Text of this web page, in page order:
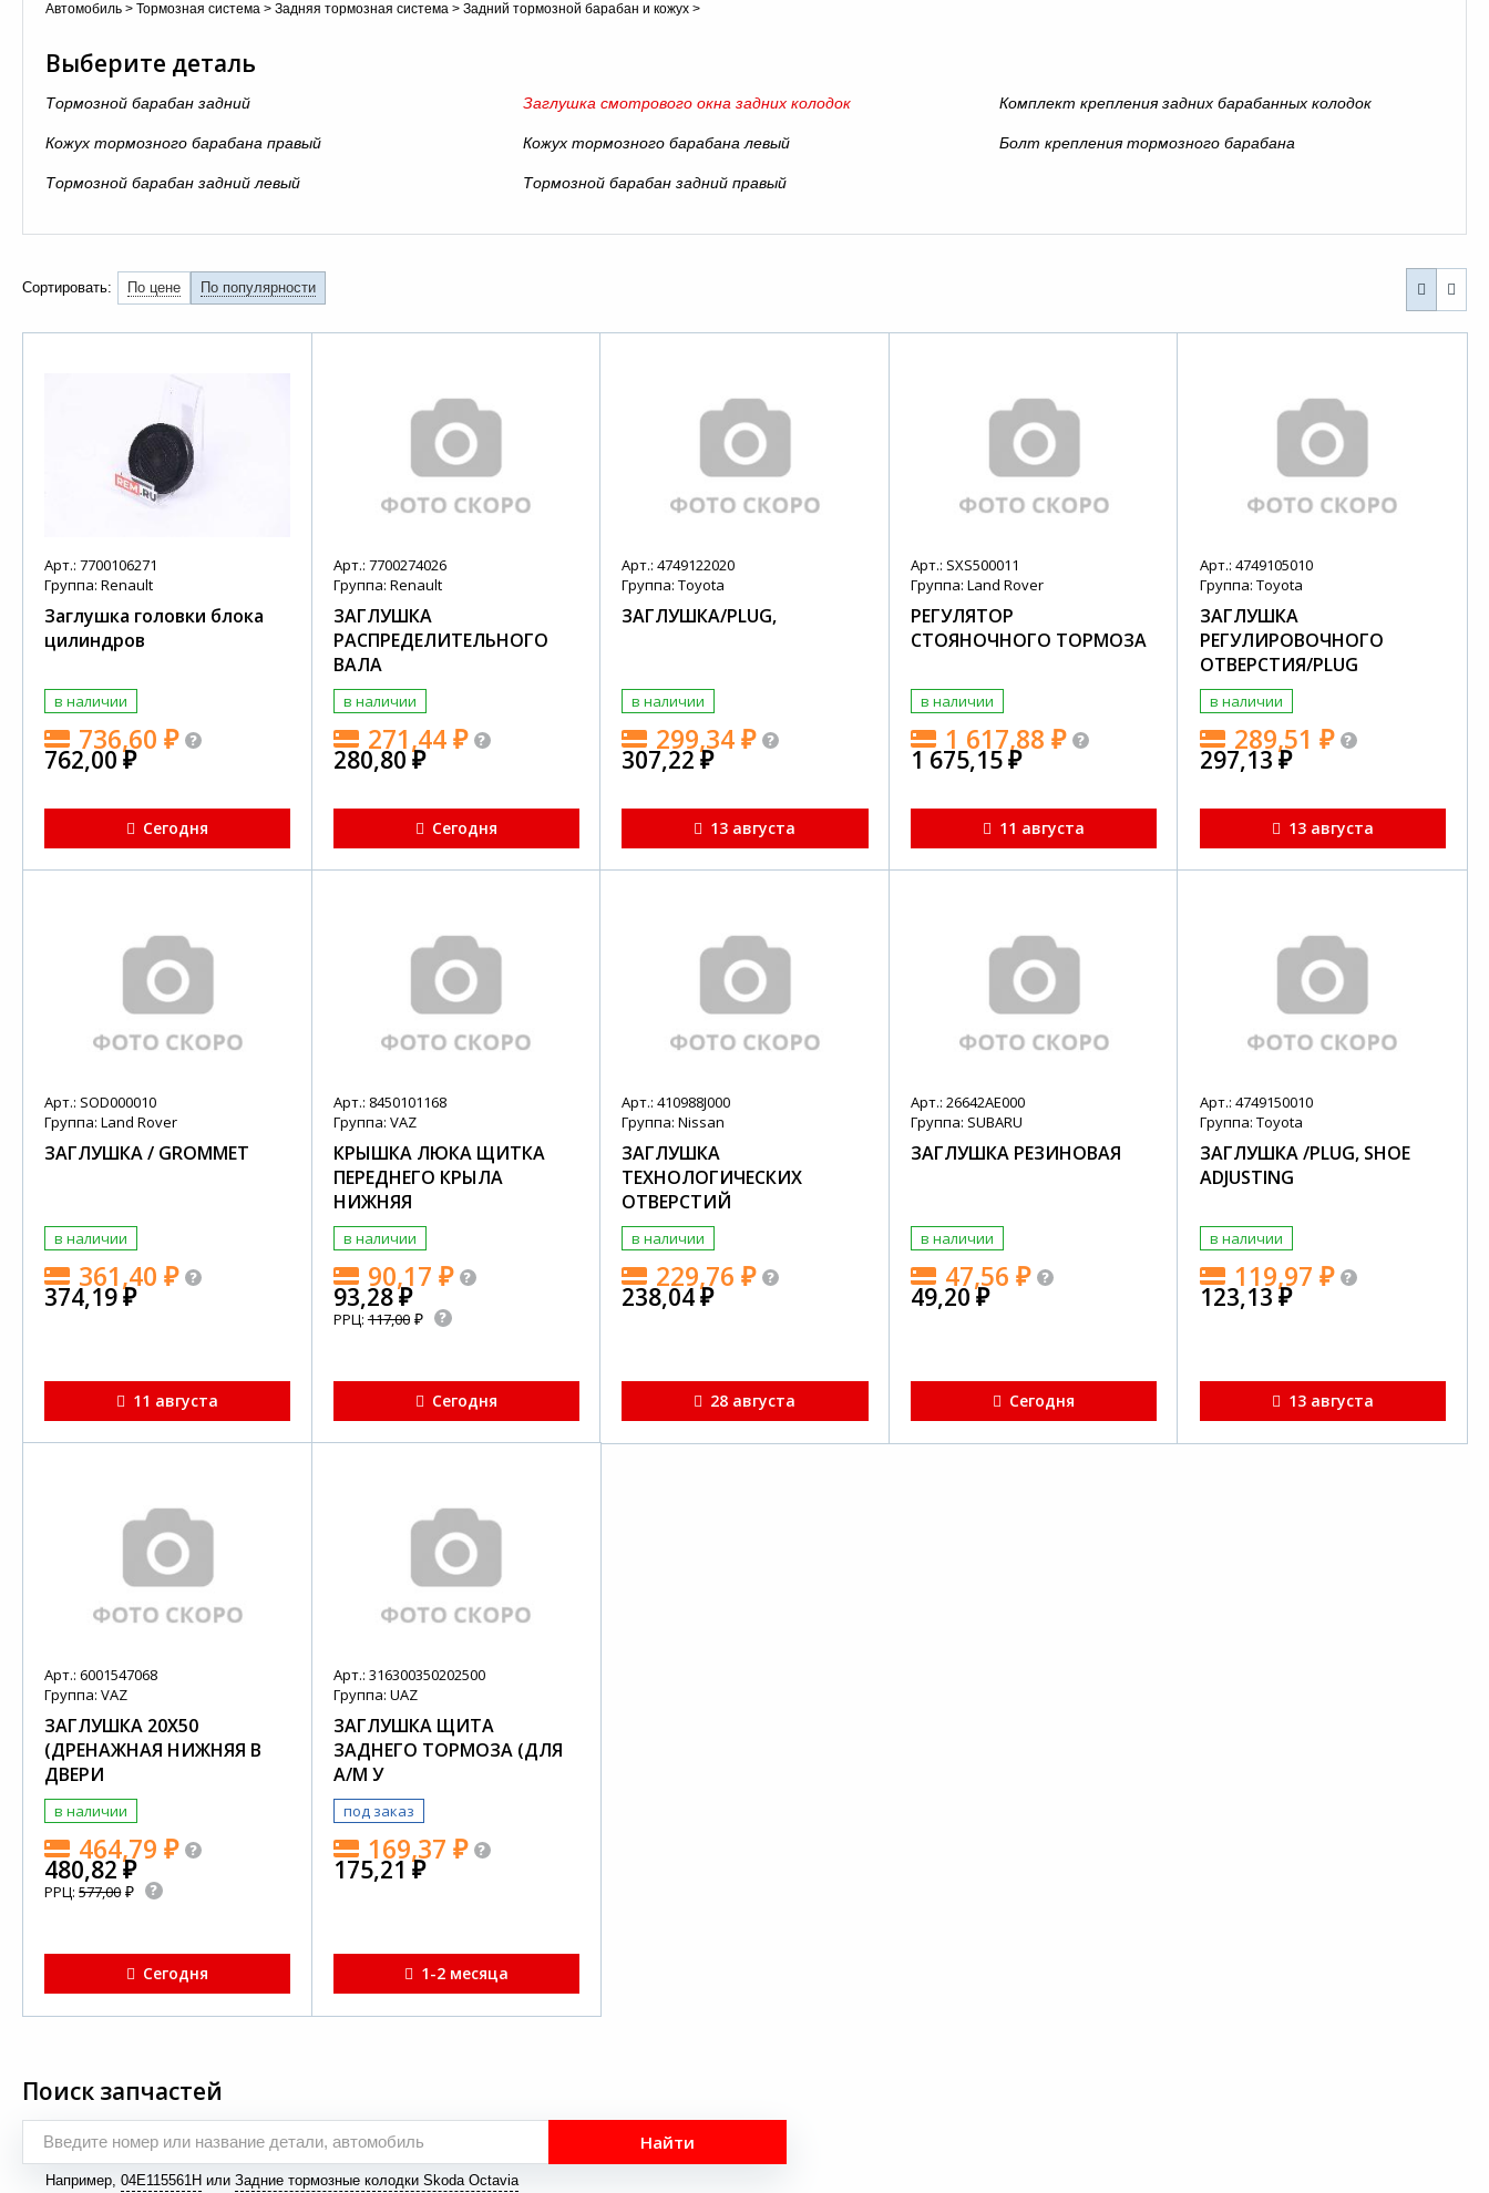
Автомобиль > Тормозная система > Задняя тормозная система > Задний тормозной барабан и кожух >
Выберите деталь
Тормозной барабан задний Заглушка смотрового окна задних колодок Комплект крепления задних барабанных колодок
Кожух тормозного барабана правый Кожух тормозного барабана левый Болт крепления тормозного барабана
Тормозной барабан задний левый Тормозной барабан задний правый
Сортировать: По цене По популярности
Арт.: 7700106271
Группа: Renault
Заглушка головки блока
цилиндров
в наличии
736,60₽
762,00₽
Сегодня
Арт.: 7700274026
Группа: Renault
ЗАГЛУШКА
РАСПРЕДЕЛИТЕЛЬНОГО
ВАЛА
в наличии
271,44₽
280,80 ₽
Сегодня
Арт.: 4749122020
Группа: Toyota
ЗАГЛУШКА/PLUG,
в наличии
299,34₽
307,22₽
13 августа
Арт.: SXS500011
Группа: Land Rover
РЕГУЛЯТОР
СТОЯНОЧНОГО ТОРМОЗА
в наличии
1 617,88₽
1 675,15₽
11 августа
Арт.: 4749105010
Группа: Toyota
ЗАГЛУШКА
РЕГУЛИРОВОЧНОГО
ОТВЕРСТИЯ/PLUG
в наличии
289,51 ₽
297,13 ₽
13 августа
Арт.: SOD000010
Группа: Land Rover
ЗАГЛУШКА / GROMMET
в наличии
361,40₽
374,19₽
11 августа
Арт.: 8450101168
Группа: VAZ
КРЫШКА ЛЮКА ЩИТКА
ПЕРЕДНЕГО КРЫЛА
НИЖНЯЯ
в наличии
90,17 ₽
93,28₽
РРЦ:117,00₽
Сегодня
Арт.: 410988J000
Группа: Nissan
ЗАГЛУШКА
ТЕХНОЛОГИЧЕСКИХ
ОТВЕРСТИЙ
в наличии
229,76₽
238,04₽
28 августа
Арт.: 26642AE000
Группа: SUBARU
ЗАГЛУШКА РЕЗИНОВАЯ
в наличии
47,56₽
49,20₽
Сегодня
Арт.: 4749150010
Группа: Toyota
ЗАГЛУШКА /PLUG, SHOE
ADJUSTING
в наличии
119,97 ₽
123,13 ₽
13 августа
Арт.: 6001547068
Группа: VAZ
ЗАГЛУШКА 20Х50
(ДРЕНАЖНАЯ НИЖНЯЯ В
ДВЕРИ
в наличии
464,79₽
480,82₽
РРЦ:577,00₽
Сегодня
Арт.: 316300350202500
Группа: UAZ
ЗАГЛУШКА ЩИТА
ЗАДНЕГО ТОРМОЗА (ДЛЯ
А/М У
под заказ
169,37 ₽
175,21 ₽
1-2 месяца
Поиск запчастей
Например, 04E115561H или Задние тормозные колодки Skoda Octavia
Найти